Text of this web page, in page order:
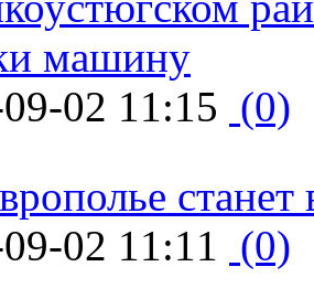
машину
02 11:15 (0)
02 11:11 (0)